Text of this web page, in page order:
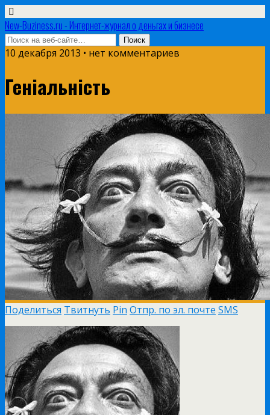
New-Buziness.ru - Интернет-журнал о деньгах и бизнесе
10 декабря 2013 • нет комментариев
Геніальність
Поделиться Твитнуть Pin Отпр. по эл. почте SMS